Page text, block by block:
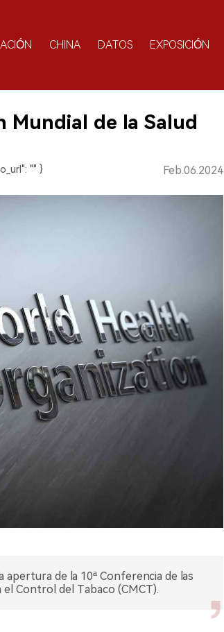
CHINA DATOS EXPOSICIÓN
Mundial de la Salud
"" } Feb.06.2024
apertura de la 10ª Conferencia de las
Control del Tabaco (CMCT).